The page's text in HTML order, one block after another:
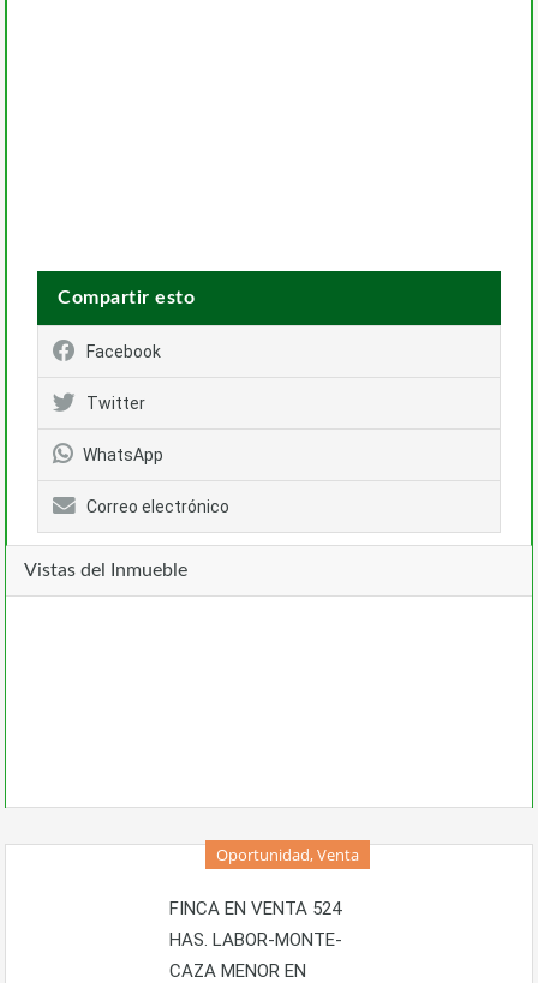
Compartir esto
Facebook
Twitter
WhatsApp
Correo electrónico
Vistas del Inmueble
Oportunidad, Venta
FINCA EN VENTA 524
HAS. LABOR-MONTE-
CAZA MENOR EN